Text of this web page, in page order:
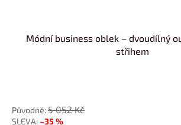
Módní business oblek – dvoudílný
střihem
5 052 Kč
–35 %